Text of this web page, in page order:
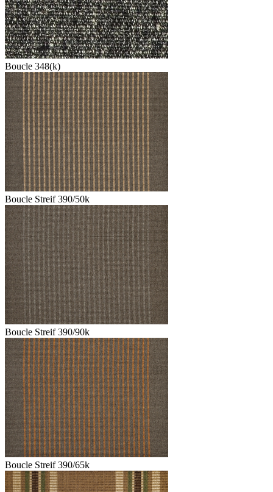
Boucle 348(k)
Boucle Streif 390/50k
Boucle Streif 390/90k
Boucle Streif 390/65k